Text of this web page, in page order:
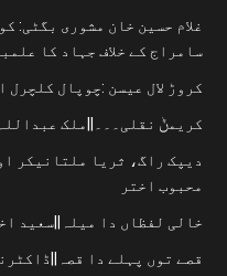
غلام حسین خان مشوری بگٹی:
سامراج کے خلاف جہاد کا
کروڑ لال عیسن :چوپال
کریمݨ نقلی۔۔۔||ملک
دیپک راگ، ثریا ملتانیکر
محبوب اختر
خالی لفظاں دا میلہ||سعید
قصے توں پہلے دا